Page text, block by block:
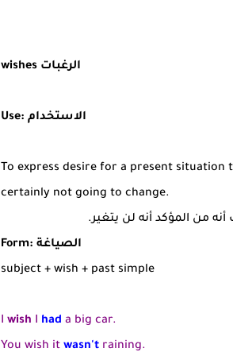
wishes الرغبات
Use: الاستخدام
To express desire for a present
certainly not going to change.
من المؤكد أنه لن يتغير.
Form: الصياغة
subject + wish + past simple
I wish I had a big car.
You wish it wasn't raining.